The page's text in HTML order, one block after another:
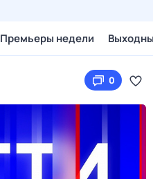
Премьеры недели
0